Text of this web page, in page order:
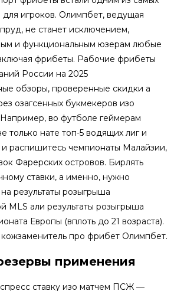
игроков. Олимпбет, ведущая
не станет исключением,
и функциональным юзерам любые
фрибеты. Рабочие фрибеты
России на 2025
обзоры, проверенные скидки а
озагсенных букмекеров изо
во футболе геймерам
только нате топ-5 водящих лиг и
распишитесь чемпионаты Малайзии,
Фарерских островов. Бирлять
ставки, а именно, нужно
результаты розыгрыша
MLS али результаты розыгрыша
Европы (вплоть до 21 возраста).
про фрибет Олимпбет.
применения
ставку изо матчем ПСЖ —